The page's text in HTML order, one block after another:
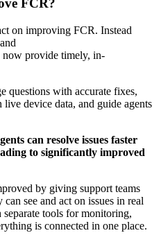
FCR?
on improving FCR. Instead
now provide timely, in-
questions with accurate fixes,
live device data, and guide agents
can resolve issues faster
to significantly improved
by giving support teams
can see and act on issues in real
tools for monitoring,
is connected in one place.